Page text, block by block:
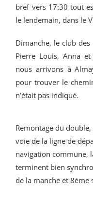
bref vers 17:30 tout
le lendemain, dans le
Dimanche, le club des
Pierre Louis, Anna
nous arrivons à
pour trouver le
n’était pas indiqué.
Remontage du
voie de la ligne de
navigation commune,
terminent bien synchro
de la manche et 8ème